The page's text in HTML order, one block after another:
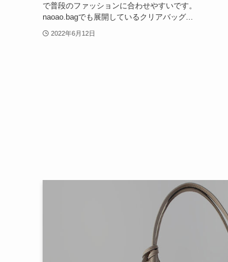
で普段のファッションに合わせやすいです。
naoao.bagでも展開しているクリアバッグ...
2022年6月12日